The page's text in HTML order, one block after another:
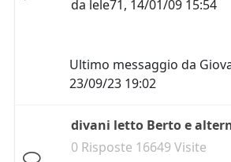
da lele71, 14/01/09 15:54
Ultimo messaggio da
23/09/23 19:02
divani letto Berto e
0 Risposte 16649 Visite